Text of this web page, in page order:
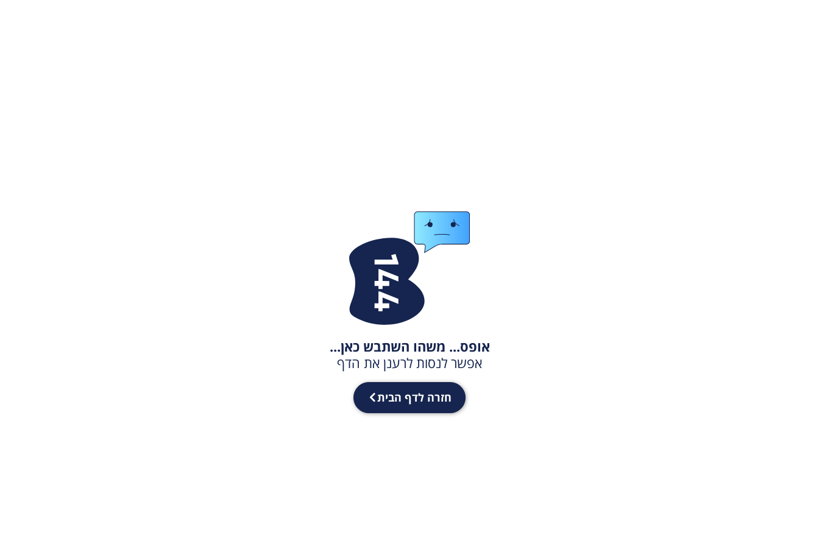
אופס... משהו השתבש כאן...
אפשר לנסות לרענן את הדף
חזרה לדף הבית